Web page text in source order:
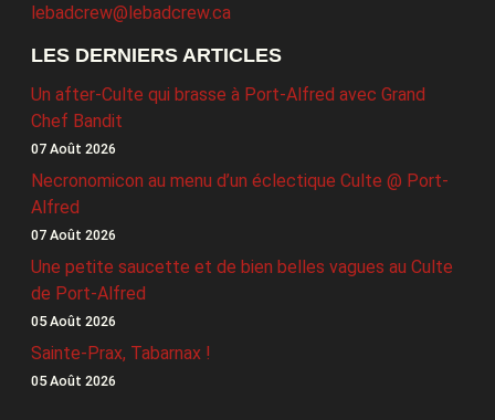
lebadcrew@lebadcrew.ca
LES DERNIERS ARTICLES
Un after-Culte qui brasse à Port-Alfred avec Grand
Chef Bandit
07 Août 2026
Necronomicon au menu d’un éclectique Culte @ Port-
Alfred
07 Août 2026
Une petite saucette et de bien belles vagues au Culte
de Port-Alfred
05 Août 2026
Sainte-Prax, Tabarnax !
05 Août 2026